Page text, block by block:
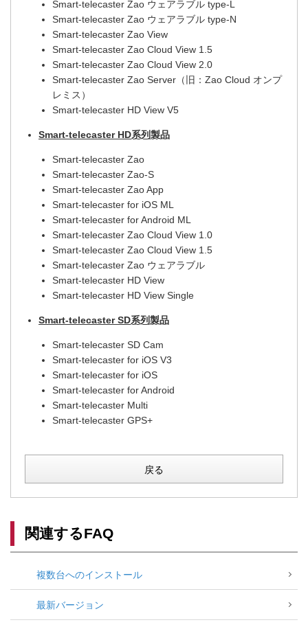
Smart-telecaster Zao ウェアラブル type-L
Smart-telecaster Zao ウェアラブル type-N
Smart-telecaster Zao View
Smart-telecaster Zao Cloud View 1.5
Smart-telecaster Zao Cloud View 2.0
Smart-telecaster Zao Server（旧：Zao Cloud オンプ
レミス）
Smart-telecaster HD View V5
Smart-telecaster HD系列製品
Smart-telecaster Zao
Smart-telecaster Zao-S
Smart-telecaster Zao App
Smart-telecaster for iOS ML
Smart-telecaster for Android ML
Smart-telecaster Zao Cloud View 1.0
Smart-telecaster Zao Cloud View 1.5
Smart-telecaster Zao ウェアラブル
Smart-telecaster HD View
Smart-telecaster HD View Single
Smart-telecaster SD系列製品
Smart-telecaster SD Cam
Smart-telecaster for iOS V3
Smart-telecaster for iOS
Smart-telecaster for Android
Smart-telecaster Multi
Smart-telecaster GPS+
戻る
関連するFAQ
複数台へのインストール
最新バージョン